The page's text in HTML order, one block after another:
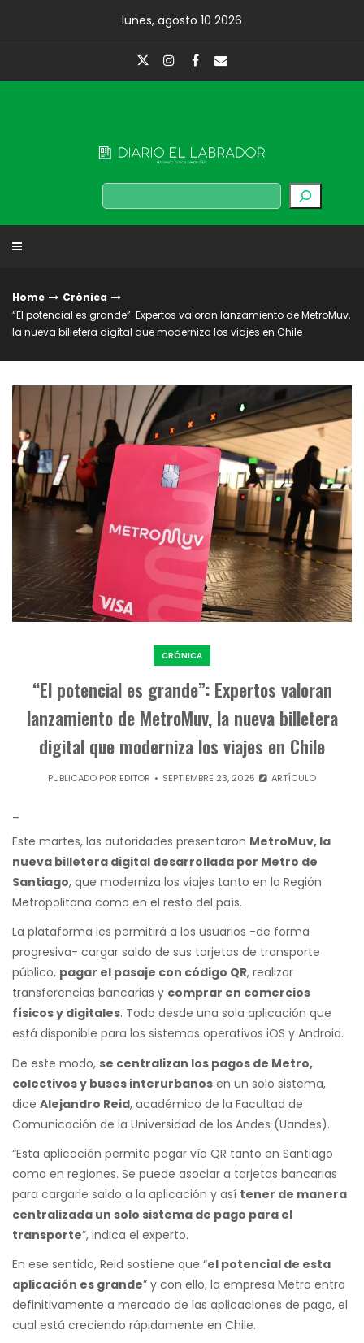
lunes, agosto 10 2026
Buscar
Home
Crónica
“El potencial es grande”: Expertos valoran lanzamiento de MetroMuv,
la nueva billetera digital que moderniza los viajes en Chile
CRÓNICA
“El potencial es grande”: Expertos valoran
lanzamiento de MetroMuv, la nueva billetera
digital que moderniza los viajes en Chile
PUBLICADO POR EDITOR SEPTIEMBRE 23, 2025 ARTÍCULO
Este martes, las autoridades presentaron MetroMuv, la
nueva billetera digital desarrollada por Metro de
Santiago, que moderniza los viajes tanto en la Región
Metropolitana como en el resto del país.
La plataforma les permitirá a los usuarios -de forma
progresiva- cargar saldo de sus tarjetas de transporte
público, pagar el pasaje con código QR, realizar
transferencias bancarias y comprar en comercios
físicos y digitales. Todo desde una sola aplicación que
está disponible para los sistemas operativos iOS y Android.
De este modo, se centralizan los pagos de Metro,
colectivos y buses interurbanos en un solo sistema,
dice Alejandro Reid, académico de la Facultad de
Comunicación de la Universidad de los Andes (Uandes).
“Esta aplicación permite pagar vía QR tanto en Santiago
como en regiones. Se puede asociar a tarjetas bancarias
para cargarle saldo a la aplicación y así tener de manera
centralizada un solo sistema de pago para el
transporte”, indica el experto.
En ese sentido, Reid sostiene que “el potencial de esta
aplicación es grande” y con ello, la empresa Metro entra
definitivamente a mercado de las aplicaciones de pago, el
cual está creciendo rápidamente en Chile.